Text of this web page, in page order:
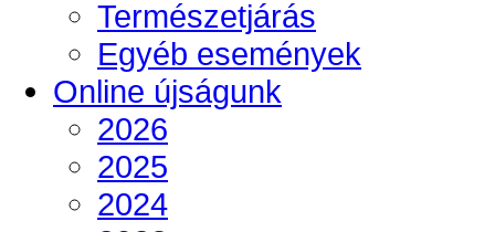
Természetjárás
Egyéb események
Online újságunk
2026
2025
2024